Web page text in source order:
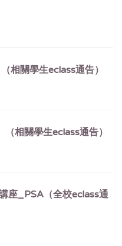
相關學生eclass通告）
相關學生eclass通告）
座_PSA（全校eclass通